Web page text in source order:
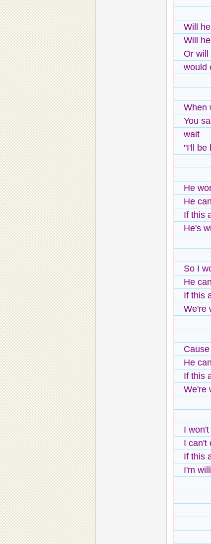
Will
Will
Or will
would
When
You
wait
"I'll be
He
He
If this
He's
So I
He
If this
We're
He
If this
We're
I
I can't
If this
I'm